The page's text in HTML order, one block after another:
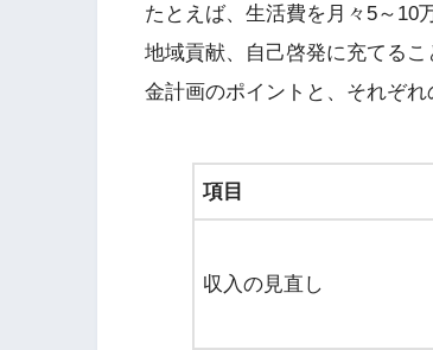
たとえば、生活費を月々5～10
地域貢献、自己啓発に充てる
金計画のポイントと、それぞれ
項目
収入の見直し